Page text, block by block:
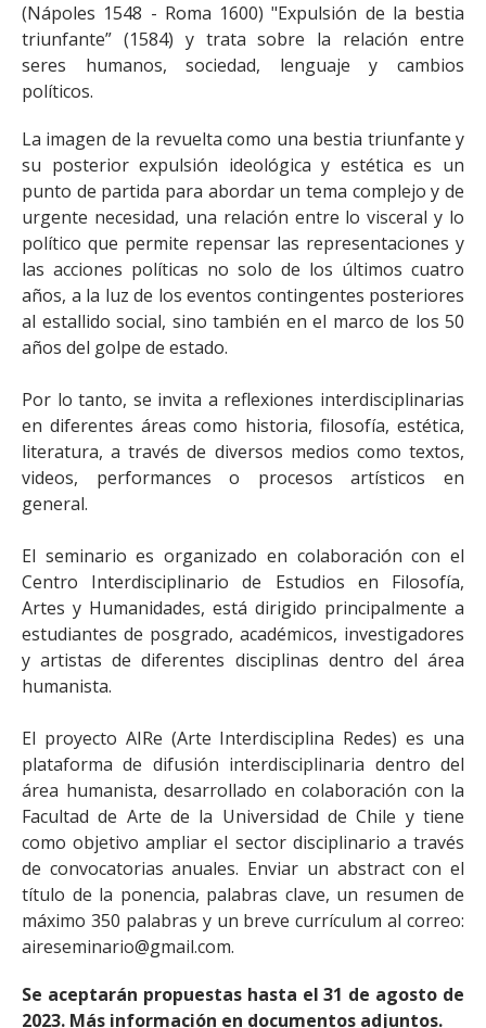
(Nápoles 1548 - Roma 1600) "Expulsión de la bestia
triunfante” (1584) y trata sobre la relación entre
seres humanos, sociedad, lenguaje y cambios
políticos.
La imagen de la revuelta como una bestia triunfante y
su posterior expulsión ideológica y estética es un
punto de partida para abordar un tema complejo y de
urgente necesidad, una relación entre lo visceral y lo
político que permite repensar las representaciones y
las acciones políticas no solo de los últimos cuatro
años, a la luz de los eventos contingentes posteriores
al estallido social, sino también en el marco de los 50
años del golpe de estado.
Por lo tanto, se invita a reflexiones interdisciplinarias
en diferentes áreas como historia, filosofía, estética,
literatura, a través de diversos medios como textos,
videos, performances o procesos artísticos en
general.
El seminario es organizado en colaboración con el
Centro Interdisciplinario de Estudios en Filosofía,
Artes y Humanidades, está dirigido principalmente a
estudiantes de posgrado, académicos, investigadores
y artistas de diferentes disciplinas dentro del área
humanista.
El proyecto AIRe (Arte Interdisciplina Redes) es una
plataforma de difusión interdisciplinaria dentro del
área humanista, desarrollado en colaboración con la
Facultad de Arte de la Universidad de Chile y tiene
como objetivo ampliar el sector disciplinario a través
de convocatorias anuales. Enviar un abstract con el
título de la ponencia, palabras clave, un resumen de
máximo 350 palabras y un breve currículum al correo:
aireseminario@gmail.com.
Se aceptarán propuestas hasta el 31 de agosto de
2023. Más información en documentos adjuntos.